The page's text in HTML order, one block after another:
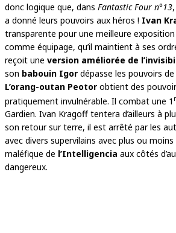
donc logique que, dans Fantastic Four n°13
a donné leurs pouvoirs aux héros ! Ivan
transparente pour une meilleure
comme équipage, qu’il maintient à ses
reçoit une version améliorée de
son babouin Igor dépasse les pouvoirs
L’orang-outan Peotor obtient des
pratiquement invulnérable. Il combat une 1
Gardien. Ivan Kragoff tentera d’ailleurs à
son retour sur terre, il est arrêté par les
avec divers supervilains avec plus ou
maléfique de l’Intelligencia aux côtés
dangereux.